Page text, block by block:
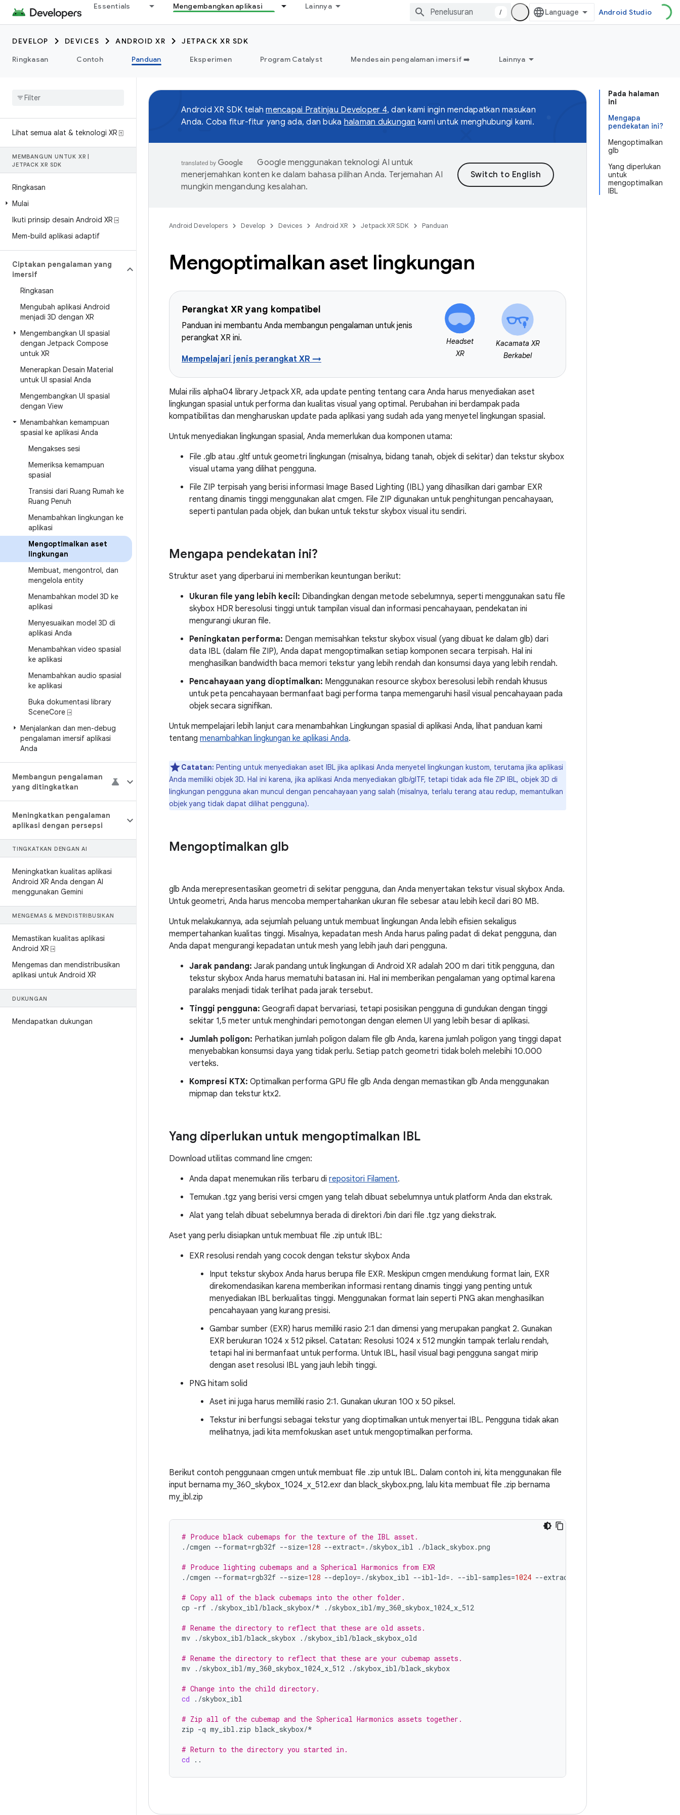
Essentials Mengembangkan aplikasi Lainnya
/ Android Studio
DEVELOP DEVICES ANDROID XR
JETPACK XR SDK
Ringkasan
Contoh Panduan Eksperimen Program Catalyst Mendesain pengalaman imersif ➡️ Lainnya
Lihat semua alat & teknologi XR ⍐
MEMBANGUN UNTUK XR
JETPACK XR SDK
Ringkasan
Mulai
Ikuti prinsip desain Android XR ⍈
Mem-build aplikasi adaptif
Ciptakan pengalaman yang
imersif
Ringkasan
Mengubah aplikasi Android
menjadi 3D dengan XR
Mengembangkan UI spasial
dengan Jetpack Compose
untuk XR
Menerapkan Desain Material
untuk UI spasial Anda
Mengembangkan UI spasial
dengan View
Menambahkan kemampuan
spasial ke aplikasi Anda
Mengakses sesi
Memeriksa kemampuan
spasial
Transisi dari Ruang Rumah ke
Ruang Penuh
Menambahkan lingkungan ke
aplikasi
Mengoptimalkan aset
lingkungan
Membuat, mengontrol, dan
mengelola entity
Menambahkan model 3D ke
aplikasi
Menyesuaikan model 3D di
aplikasi Anda
Menambahkan video spasial
ke aplikasi
Menambahkan audio spasial
ke aplikasi
Buka dokumentasi library
SceneCore ⍈
Menjalankan dan men-debug
pengalaman imersif aplikasi
Anda
Membangun pengalaman
yang ditingkatkan
Meningkatkan pengalaman
aplikasi dengan persepsi
TINGKATKAN DENGAN AI
Meningkatkan kualitas aplikasi
Android XR Anda dengan AI
menggunakan Gemini
MENGEMAS & MENDISTRIBUSIKAN
Memastikan kualitas aplikasi
Android XR ⍈
Mengemas dan mendistribusikan
aplikasi untuk Android XR
DUKUNGAN
Mendapatkan dukungan
Pada halaman
ini
Mengapa
pendekatan ini?
Mengoptimalkan
glb
Yang diperlukan
untuk
mengoptimalkan
IBL
Android XR SDK telahmencapai Pratinjau Developer 4, dan kami ingin mendapatkan masukan
Anda. Coba fitur-fitur yang ada, dan buka halaman dukungan kami untuk menghubungi kami.
Google menggunakan teknologi AI untuk
menerjemahkan konten ke dalam bahasa pilihan Anda. Terjemahan AI
mungkin mengandung kesalahan.
Android Developers Develop Devices Android XR Jetpack XR SDK Panduan
Mengoptimalkan aset lingkungan
Perangkat XR yang kompatibel
Panduan ini membantu Anda membangun pengalaman untuk jenis
perangkat XR ini.
Mempelajari jenis perangkat XR →
Headset
XR
Kacamata XR
Berkabel
Mulai rilis alpha04 library Jetpack XR, ada update penting tentang cara Anda harus menyediakan aset
lingkungan spasial untuk performa dan kualitas visual yang optimal. Perubahan ini berdampak pada
kompatibilitas dan mengharuskan update pada aplikasi yang sudah ada yang menyetel lingkungan spasial.
Untuk menyediakan lingkungan spasial, Anda memerlukan dua komponen utama:
File .glb atau .gltf untuk geometri lingkungan (misalnya, bidang tanah, objek di sekitar) dan tekstur skybox
visual utama yang dilihat pengguna.
File ZIP terpisah yang berisi informasi Image Based Lighting (IBL) yang dihasilkan dari gambar EXR
rentang dinamis tinggi menggunakan alat cmgen. File ZIP digunakan untuk penghitungan pencahayaan,
seperti pantulan pada objek, dan bukan untuk tekstur skybox visual itu sendiri.
Mengapa pendekatan ini?
Struktur aset yang diperbarui ini memberikan keuntungan berikut:
Ukuran file yang lebih kecil: Dibandingkan dengan metode sebelumnya, seperti menggunakan satu file
skybox HDR beresolusi tinggi untuk tampilan visual dan informasi pencahayaan, pendekatan ini
mengurangi ukuran file.
Peningkatan performa: Dengan memisahkan tekstur skybox visual (yang dibuat ke dalam glb) dari
data IBL (dalam file ZIP), Anda dapat mengoptimalkan setiap komponen secara terpisah. Hal ini
menghasilkan bandwidth baca memori tekstur yang lebih rendah dan konsumsi daya yang lebih rendah.
Pencahayaan yang dioptimalkan: Menggunakan resource skybox beresolusi lebih rendah khusus
untuk peta pencahayaan bermanfaat bagi performa tanpa memengaruhi hasil visual pencahayaan pada
objek secara signifikan.
Untuk mempelajari lebih lanjut cara menambahkan Lingkungan spasial di aplikasi Anda, lihat panduan kami
tentang menambahkan lingkungan ke aplikasi Anda.
Catatan: Penting untuk menyediakan aset IBL jika aplikasi Anda menyetel lingkungan kustom, terutama jika aplikasi
Anda memiliki objek 3D. Hal ini karena, jika aplikasi Anda menyediakan glb/glTF, tetapi tidak ada file ZIP IBL, objek 3D di
lingkungan pengguna akan muncul dengan pencahayaan yang salah (misalnya, terlalu terang atau redup, memantulkan
objek yang tidak dapat dilihat pengguna).
Mengoptimalkan glb
glb Anda merepresentasikan geometri di sekitar pengguna, dan Anda menyertakan tekstur visual skybox Anda.
Untuk geometri, Anda harus mencoba mempertahankan ukuran file sebesar atau lebih kecil dari 80 MB.
Untuk melakukannya, ada sejumlah peluang untuk membuat lingkungan Anda lebih efisien sekaligus
mempertahankan kualitas tinggi. Misalnya, kepadatan mesh Anda harus paling padat di dekat pengguna, dan
Anda dapat mengurangi kepadatan untuk mesh yang lebih jauh dari pengguna.
Jarak pandang: Jarak pandang untuk lingkungan di Android XR adalah 200 m dari titik pengguna, dan
tekstur skybox Anda harus mematuhi batasan ini. Hal ini memberikan pengalaman yang optimal karena
paralaks menjadi tidak terlihat pada jarak tersebut.
Tinggi pengguna: Geografi dapat bervariasi, tetapi posisikan pengguna di gundukan dengan tinggi
sekitar 1,5 meter untuk menghindari pemotongan dengan elemen UI yang lebih besar di aplikasi.
Jumlah poligon: Perhatikan jumlah poligon dalam file glb Anda, karena jumlah poligon yang tinggi dapat
menyebabkan konsumsi daya yang tidak perlu. Setiap patch geometri tidak boleh melebihi 10.000
verteks.
Kompresi KTX: Optimalkan performa GPU file glb Anda dengan memastikan glb Anda menggunakan
mipmap dan tekstur ktx2.
Yang diperlukan untuk mengoptimalkan IBL
Download utilitas command line cmgen:
Anda dapat menemukan rilis terbaru di repositori Filament.
Temukan .tgz yang berisi versi cmgen yang telah dibuat sebelumnya untuk platform Anda dan ekstrak.
Alat yang telah dibuat sebelumnya berada di direktori /bin dari file .tgz yang diekstrak.
Aset yang perlu disiapkan untuk membuat file .zip untuk IBL:
EXR resolusi rendah yang cocok dengan tekstur skybox Anda
Input tekstur skybox Anda harus berupa file EXR. Meskipun cmgen mendukung format lain, EXR
direkomendasikan karena memberikan informasi rentang dinamis tinggi yang penting untuk
menyediakan IBL berkualitas tinggi. Menggunakan format lain seperti PNG akan menghasilkan
pencahayaan yang kurang presisi.
Gambar sumber (EXR) harus memiliki rasio 2:1 dan dimensi yang merupakan pangkat 2. Gunakan
EXR berukuran 1024 x 512 piksel. Catatan: Resolusi 1024 x 512 mungkin tampak terlalu rendah,
tetapi hal ini bermanfaat untuk performa. Untuk IBL, hasil visual bagi pengguna sangat mirip
dengan aset resolusi IBL yang jauh lebih tinggi.
PNG hitam solid
Aset ini juga harus memiliki rasio 2:1. Gunakan ukuran 100 x 50 piksel.
Tekstur ini berfungsi sebagai tekstur yang dioptimalkan untuk menyertai IBL. Pengguna tidak akan
melihatnya, jadi kita memfokuskan aset untuk mengoptimalkan performa.
Berikut contoh penggunaan cmgen untuk membuat file .zip untuk IBL. Dalam contoh ini, kita menggunakan file
input bernama my_360_skybox_1024_x_512.exr dan black_skybox.png, lalu kita membuat file .zip bernama
my_ibl.zip
# Produce black cubemaps for the texture of the IBL asset.
./cmgen --format=rgb32f --size=128 --extract= ./skybox_ibl ./black_skybox.png
# Produce lighting cubemaps and a Spherical Harmonics from EXR
./cmgen --format=rgb32f --size=128 --deploy= ./skybox_ibl --ibl-ld= . --ibl-samples=1024 --extract-blur
# Copy all of the black cubemaps into the other folder.
cp -rf ./skybox_ibl/black_skybox/* ./skybox_ibl/my_360_skybox_1024_x_512
# Rename the directory to reflect that these are old assets.
mv ./skybox_ibl/black_skybox ./skybox_ibl/black_skybox_old
# Rename the directory to reflect that these are your cubemap assets.
mv ./skybox_ibl/my_360_skybox_1024_x_512 ./skybox_ibl/black_skybox
# Change into the child directory.
cd
./skybox_ibl
# Zip all of the cubemap and the Spherical Harmonics assets together.
zip -q my_ibl.zip black_skybox/*
# Return to the directory you started in.
cd